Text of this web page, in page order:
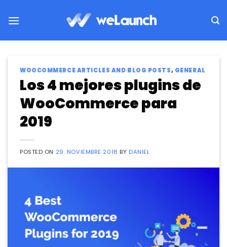
WOOCOMMERCE ARTICLES AND BLOG POSTS, GENERAL
Los 4 mejores plugins de
WooCommerce para
2019
POSTED ON 29. NOVIEMBRE 2018 BY DANIEL